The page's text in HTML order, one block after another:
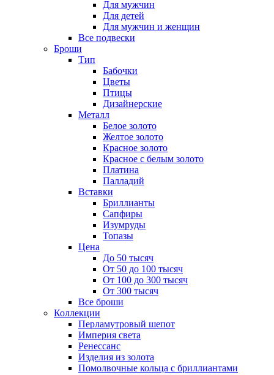
Для мужчин
Для детей
Для мужчин и женщин
Все подвески
Броши
Тип
Бабочки
Цветы
Птицы
Дизайнерские
Металл
Белое золото
Желтое золото
Красное золото
Красное с белым золото
Платина
Палладий
Вставки
Бриллианты
Сапфиры
Изумруды
Топазы
Цена
До 50 тысяч
От 50 до 100 тысяч
От 100 до 300 тысяч
От 300 тысяч
Все броши
Коллекции
Перламутровый шепот
Империя света
Ренессанс
Изделия из золота
Помолвочные кольца с бриллиантами